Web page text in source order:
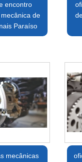
encontro
de
Paraíso
mecânicas